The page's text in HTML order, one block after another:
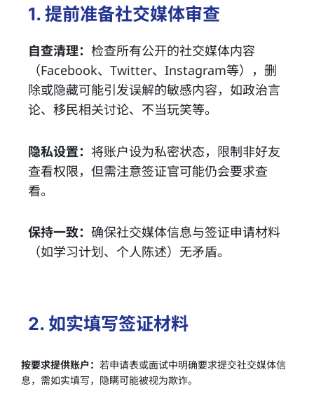
1. 提前准备社交媒体审查
自查清理： 检查所有公开的社交媒体内容
（Facebook、Twitter、Instagram等），删
除或隐藏可能引发误解的敏感内容，如政治言
论、移民相关讨论、不当玩笑等。
隐私设置： 将账户设为私密状态，限制非好友
查看权限，但需注意签证官可能仍会要求查
看。
保持一致： 确保社交媒体信息与签证申请材料
（如学习计划、个人陈述）无矛盾。
2. 如实填写签证材料
按要求提供账户： 若申请表或面试中明确要求提交社交媒体信
息，需如实填写，隐瞒可能被视为欺诈。